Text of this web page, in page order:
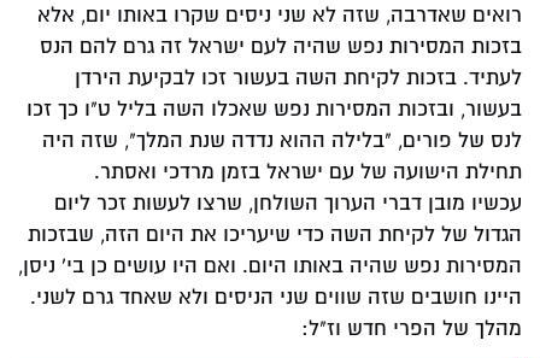
רואים שאדרבה, שזה לא שני ניסים שקרו באותו יום, אלא
בזכות המסירות נפש שהיה לעם ישראל זה גרם להם הנס
לעתיד. בזכות לקיחת השה בעשור זכו לבקיעת הירדן
בעשור, ובזכות המסירות נפש שאכלו השה בליל ט"ו כך זכו
לנס של פורים, "בלילה ההוא נדדה שנת המלך", שזה היה
תחילת הישועה של עם ישראל בזמן מרדכי ואסתר.
עכשיו מובן דברי הערוך השולחן, שרצו לעשות זכר ליום
הגדול של לקיחת השה כדי שיעריכו את היום הזה, שבזכות
המסירות נפש שהיה באותו היום. ואם היו עושים כן בי' ניסן,
היינו חושבים שזה שווים שני הניסים ולא שאחד גרם לשני.
מהלך של הפרי חדש וז"ל: